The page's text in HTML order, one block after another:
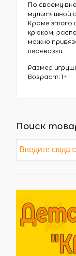
По своему
мультяшной
Кроме этого
крюком,
можно
перевозки.
Размер
Возраст: 1+
Поиск